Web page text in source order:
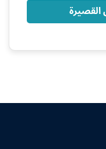
القصيرة